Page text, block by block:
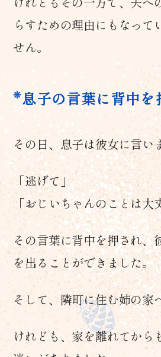
らすための理由にもなって
せん。
息子の言葉に背中を
その日、息子は彼女に言い
「逃げて」
「おじいちゃんのことは大
その言葉に背中を押され、
を出ることができました。
そして、隣町に住む姉の家
けれども、家を離れてから